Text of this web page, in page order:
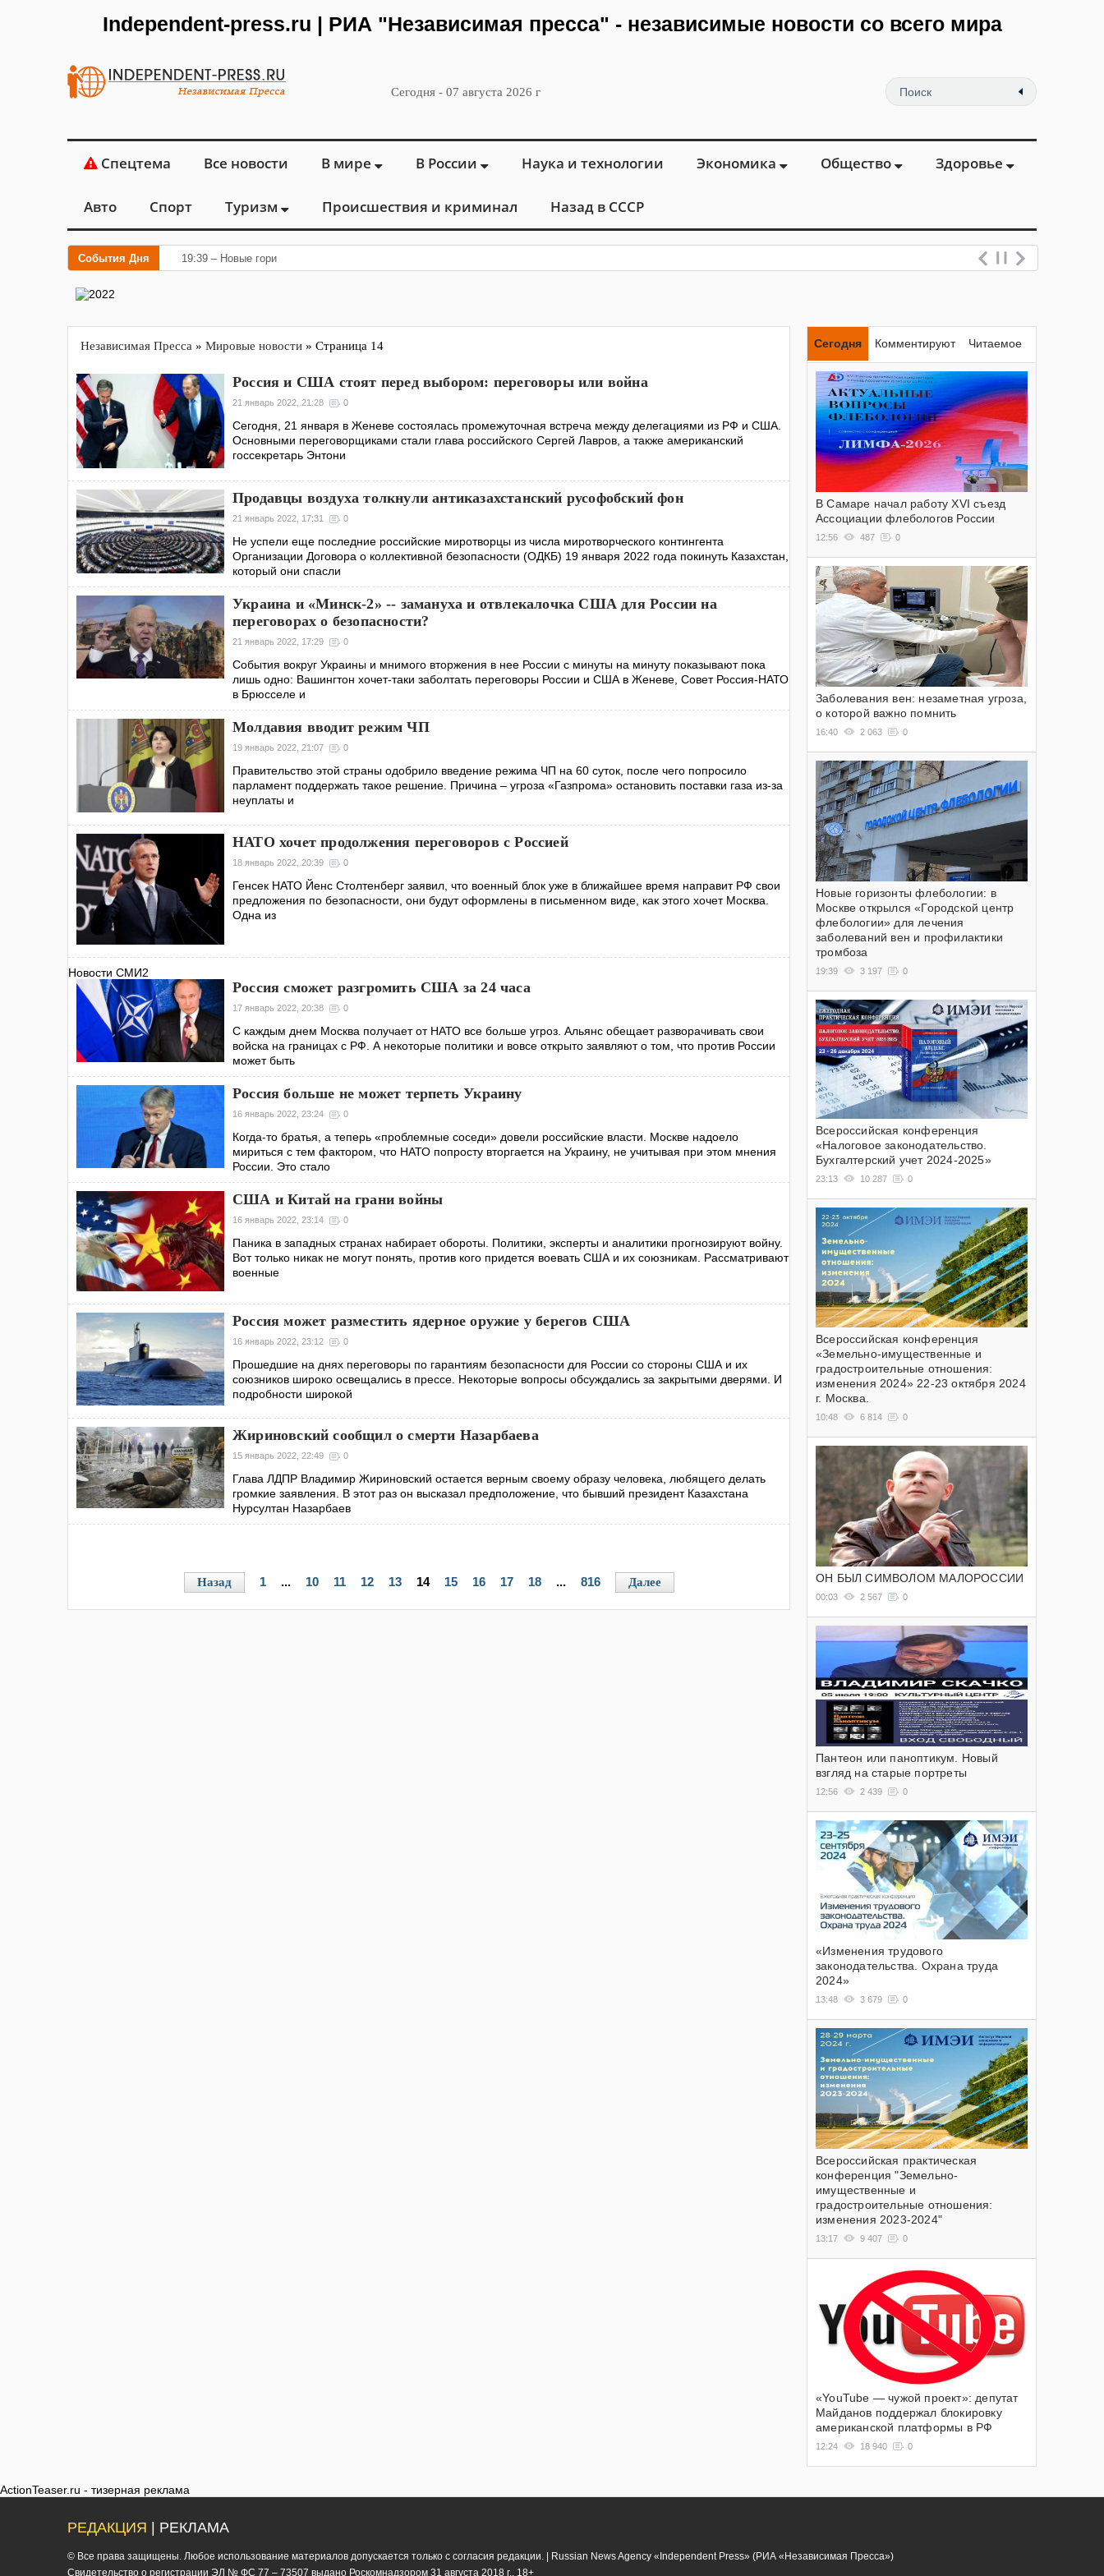
Independent-press.ru | РИА "Независимая пресса" - независимые новости со всего мира
Сегодня - 07 августа 2026 г
Спецтема Все новости В мире В России Наука и технологии Экономика Общество Здоровье
Авто Спорт Туризм Происшествия и криминал Назад в СССР
События Дня 19:39 – Новые горизонты флебологии: в Москве
Независимая Пресса » Мировые новости » Страница 14
Россия и США стоят перед выбором: переговоры или война
21 январь 2022, 21:28 0
Сегодня, 21 января в Женеве состоялась промежуточная встреча между делегациями из РФ и США.
Основными переговорщиками стали глава российского Сергей Лавров, а также американский
госсекретарь Энтони
Продавцы воздуха толкнули антиказахстанский русофобский фон
21 январь 2022, 17:31 0
Не успели еще последние российские миротворцы из числа миротворческого контингента
Организации Договора о коллективной безопасности (ОДКБ) 19 января 2022 года покинуть Казахстан,
который они спасли
Украина и «Минск-2» -- замануха и отвлекалочка США для России на
переговорах о безопасности?
21 январь 2022, 17:29 0
События вокруг Украины и мнимого вторжения в нее России с минуты на минуту показывают пока
лишь одно: Вашингтон хочет-таки заболтать переговоры России и США в Женеве, Совет Россия-НАТО
в Брюсселе и
Молдавия вводит режим ЧП
19 январь 2022, 21:07 0
Правительство этой страны одобрило введение режима ЧП на 60 суток, после чего попросило
парламент поддержать такое решение. Причина – угроза «Газпрома» остановить поставки газа из-за
неуплаты и
НАТО хочет продолжения переговоров с Россией
18 январь 2022, 20:39 0
Генсек НАТО Йенс Столтенберг заявил, что военный блок уже в ближайшее время направит РФ свои
предложения по безопасности, они будут оформлены в письменном виде, как этого хочет Москва.
Одна из
Новости СМИ2
Россия сможет разгромить США за 24 часа
17 январь 2022, 20:38 0
С каждым днем Москва получает от НАТО все больше угроз. Альянс обещает разворачивать свои
войска на границах с РФ. А некоторые политики и вовсе открыто заявляют о том, что против России
может быть
Россия больше не может терпеть Украину
16 январь 2022, 23:24 0
Когда-то братья, а теперь «проблемные соседи» довели российские власти. Москве надоело
мириться с тем фактором, что НАТО попросту вторгается на Украину, не учитывая при этом мнения
России. Это стало
США и Китай на грани войны
16 январь 2022, 23:14 0
Паника в западных странах набирает обороты. Политики, эксперты и аналитики прогнозируют войну.
Вот только никак не могут понять, против кого придется воевать США и их союзникам. Рассматривают
военные
Россия может разместить ядерное оружие у берегов США
16 январь 2022, 23:12 0
Прошедшие на днях переговоры по гарантиям безопасности для России со стороны США и их
союзников широко освещались в прессе. Некоторые вопросы обсуждались за закрытыми дверями. И
подробности широкой
Жириновский сообщил о смерти Назарбаева
15 январь 2022, 22:49 0
Глава ЛДПР Владимир Жириновский остается верным своему образу человека, любящего делать
громкие заявления. В этот раз он высказал предположение, что бывший президент Казахстана
Нурсултан Назарбаев
Назад 1 ... 10 11 12 13 14 15 16 17 18 ... 816 Далее
Сегодня Комментируют Читаемое
В Самаре начал работу XVI съезд
Ассоциации флебологов России
12:56 487 0
Заболевания вен: незаметная угроза,
о которой важно помнить
16:40 2 063 0
Новые горизонты флебологии: в
Москве открылся «Городской центр
флебологии» для лечения
заболеваний вен и профилактики
тромбоза
19:39 3 197 0
Всероссийская конференция
«Налоговое законодательство.
Бухгалтерский учет 2024-2025»
23:13 10 287 0
Всероссийская конференция
«Земельно-имущественные и
градостроительные отношения:
изменения 2024» 22-23 октября 2024
г. Москва.
10:48 6 814 0
ОН БЫЛ СИМВОЛОМ МАЛОРОССИИ
00:03 2 567 0
Пантеон или паноптикум. Новый
взгляд на старые портреты
12:56 2 439 0
«Изменения трудового
законодательства. Охрана труда
2024»
13:48 3 679 0
Всероссийская практическая
конференция "Земельно-
имущественные и
градостроительные отношения:
изменения 2023-2024"
13:17 9 407 0
«YouTube — чужой проект»: депутат
Майданов поддержал блокировку
американской платформы в РФ
12:24 18 940 0
ActionTeaser.ru - тизерная реклама
РЕДАКЦИЯ | РЕКЛАМА
© Все права защищены. Любое использование материалов допускается только с согласия редакции. | Russian News Agency «Independent Press» (РИА «Независимая Пресса»)
Cвидетельство о регистрации ЭЛ № ФС 77 – 73507 выдано Роскомнадзором 31 августа 2018 г.. 18+